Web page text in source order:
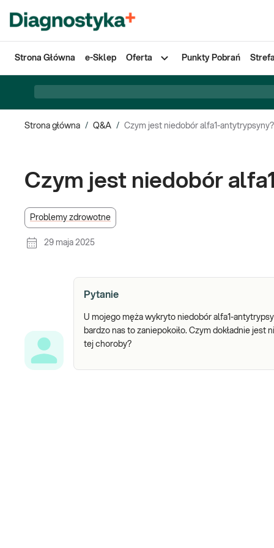
Strona Główna e-Sklep Oferta Punkty Pobrań
Strona główna / Q&A / Czym jest niedobór alfa1-antytrypsyny?
Czym jest niedobór
Problemy zdrowotne
29 maja 2025
Pytanie
U mojego męża wykryto niedobór alfa1-
bardzo nas to zaniepokoiło. Czym dokładnie
tej choroby?